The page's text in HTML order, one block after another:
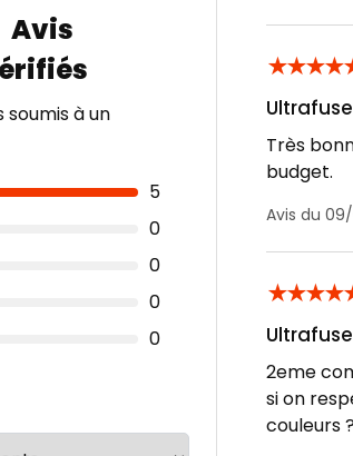
soumis à un
5
0
0
0
0
★★★★
Ultrafuse
Très
budget.
Avis du
★★★★
2eme
si on
couleurs